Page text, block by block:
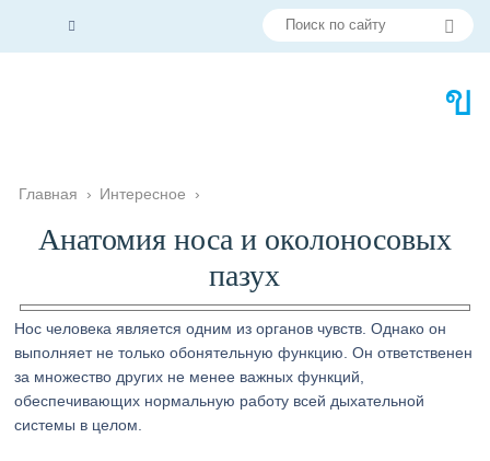
Главная › Интересное ›
Анатомия носа и околоносовых
пазух
Нос человека является одним из органов чувств. Однако он
выполняет не только обонятельную функцию. Он ответственен
за множество других не менее важных функций,
обеспечивающих нормальную работу всей дыхательной
системы в целом.